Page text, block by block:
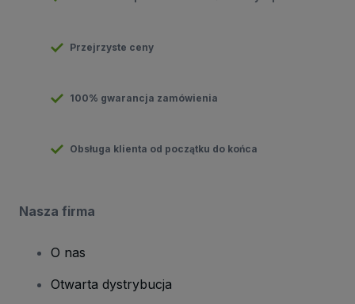
Przejrzyste ceny
100% gwarancja zamówienia
Obsługa klienta od początku do końca
Nasza firma
O nas
Otwarta dystrybucja